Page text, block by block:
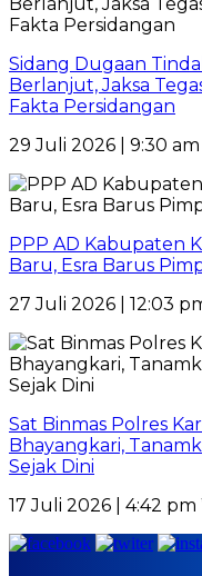
Sidang Dugaan
Berlanjut, Jaksa
Fakta Persidangan
29 Juli 2026 | 9:30
PPP AD Kabupaten
Baru, Esra Barus
27 Juli 2026 | 12:03
Sat Binmas Polres
Bhayangkari,
Sejak Dini
17 Juli 2026 | 4:42 pm